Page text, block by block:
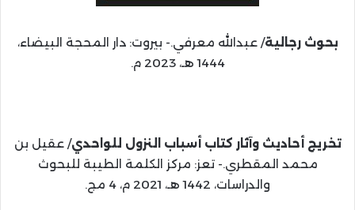
بحوث رجالية/ عبدالله معرفي.- بيروت: دار المحجة البيضاء،
1444 هـ، 2023 م.
تخريج أحاديث وآثار كتاب أسباب النزول للواحدي/ عقيل بن
محمد المقطري.- تعز: مركز الكلمة الطيبة للبحوث
والدراسات، 1442 هـ، 2021 م، 4 مج.